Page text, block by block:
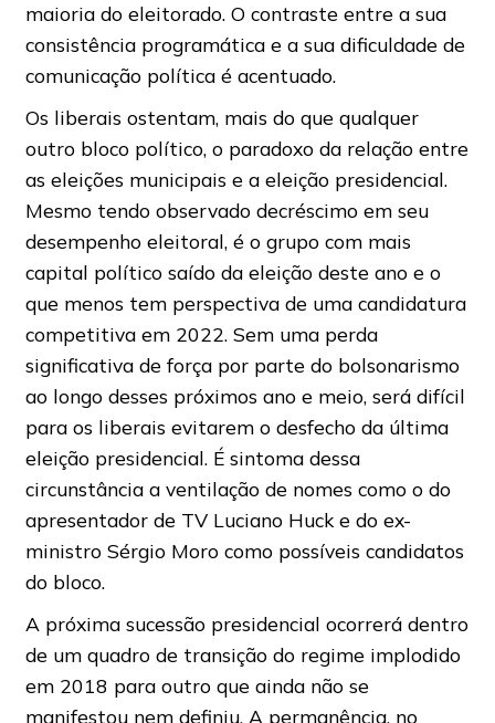
maioria do eleitorado. O contraste entre a sua
consistência programática e a sua dificuldade de
comunicação política é acentuado.
Os liberais ostentam, mais do que qualquer
outro bloco político, o paradoxo da relação entre
as eleições municipais e a eleição presidencial.
Mesmo tendo observado decréscimo em seu
desempenho eleitoral, é o grupo com mais
capital político saído da eleição deste ano e o
que menos tem perspectiva de uma candidatura
competitiva em 2022. Sem uma perda
significativa de força por parte do bolsonarismo
ao longo desses próximos ano e meio, será difícil
para os liberais evitarem o desfecho da última
eleição presidencial. É sintoma dessa
circunstância a ventilação de nomes como o do
apresentador de TV Luciano Huck e do ex-
ministro Sérgio Moro como possíveis candidatos
do bloco.
A próxima sucessão presidencial ocorrerá dentro
de um quadro de transição do regime implodido
em 2018 para outro que ainda não se
manifestou nem definiu. A permanência, no